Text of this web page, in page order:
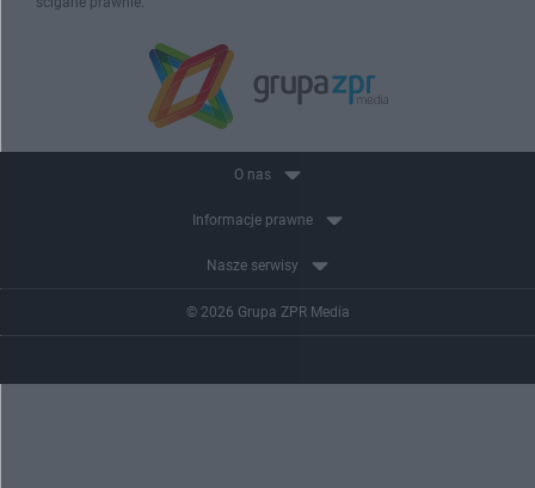
O nas
Informacje prawne
Nasze serwisy
© 2026 Grupa ZPR Media